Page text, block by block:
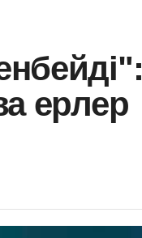
ерлер